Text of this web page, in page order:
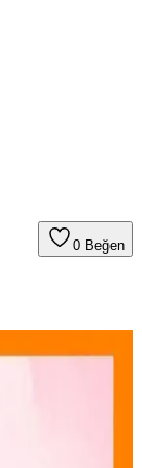
0 Beğen
Çeşitleri,